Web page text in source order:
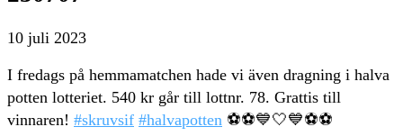
10 juli 2023
I fredags på hemmamatchen hade vi även dragning i halva
potten lotteriet. 540 kr går till lottnr. 78. Grattis till
vinnaren! #skruvsif #halvapotten ⚽️⚽️💙🤍💙⚽️⚽️